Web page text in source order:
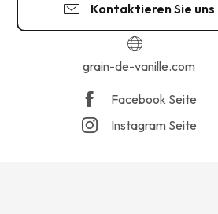
Kontaktieren Sie uns
grain-de-vanille.com
Facebook Seite
Instagram Seite